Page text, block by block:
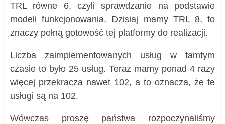
TRL równe 6, czyli sprawdzanie na podstawie
modeli funkcjonowania. Dzisiaj mamy TRL 8, to
znaczy pełną gotowość tej platformy do realizacji.
Liczba zaimplementowanych usług w tamtym
czasie to było 25 usług. Teraz mamy ponad 4 razy
więcej przekracza nawet 102, a to oznacza, że te
usługi są na 102.
Wówczas proszę państwa rozpoczynaliśmy